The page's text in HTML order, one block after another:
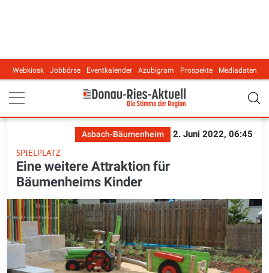
Main navigation
Webkiosk Jobbörse Eventkalender Azubigram Prospekte Mediadaten
Asbach-Bäumenheim
2. Juni 2022, 06:45
SPIELPLATZ
Eine weitere Attraktion für
Bäumenheims Kinder